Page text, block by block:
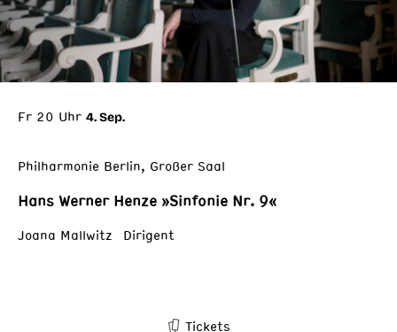
Fr 20 Uhr 4. Sep.
Philharmonie Berlin, Großer Saal
Hans Werner Henze »Sinfonie Nr. 9«
Joana Mallwitz Dirigent
Tickets